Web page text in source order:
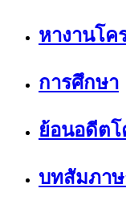
หางานโค
การศึกษา
ย้อนอดีตโ
บทสัมภา